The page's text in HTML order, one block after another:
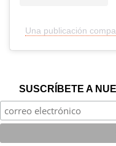
Una publicación
SUSCRÍBETE A